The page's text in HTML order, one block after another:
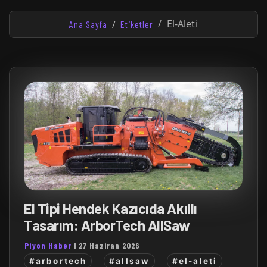
Ana Sayfa Etiketler El-Aleti
El Tipi Hendek Kazıcıda Akıllı
Tasarım: ArborTech AllSaw
Piyon Haber | 27 Haziran 2026
#arbortech #allsaw
#el-aleti